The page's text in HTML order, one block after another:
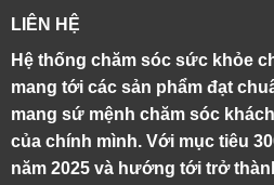
LIÊN HỆ
Hệ thống chăm sóc sức khỏe
mang tới các sản phẩm đạt
mang sứ mệnh chăm sóc
của chính mình. Với mục tiêu
năm 2025 và hướng tới trở